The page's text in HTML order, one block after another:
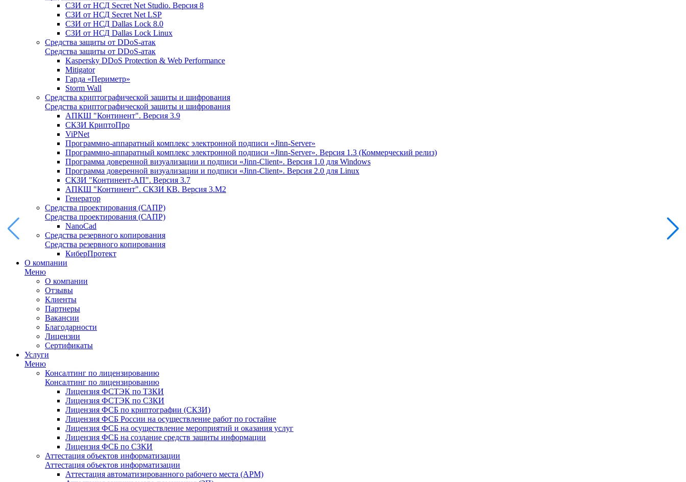
СЗИ от НСД Secret Net Studio. Версия 8
СЗИ от НСД Secret Net LSP
СЗИ от НСД Dallas Lock 8.0
СЗИ от НСД Dallas Lock Linux
Средства защиты от DDoS-атак
Средства защиты от DDoS-атак
Kaspersky DDoS Protection & Web Performance
Mitigator
Гарда «Периметр»
Storm Wall
Средства криптографической защиты и шифрования
Средства криптографической защиты и шифрования
АПКШ "Континент". Версия 3.9
СКЗИ КриптоПро
ViPNet
Программно-аппаратный комплекс электронной подписи «Jinn-Server»
Программно-аппаратный комплекс электронной подписи «Jinn-Server». Версия 1.3 (Коммерческий релиз)
Программа доверенной визуализации и подписи «Jinn-Client». Версия 1.0 для Windows
Программа доверенной визуализации и подписи «Jinn-Client». Версия 2.0 для Linux
СКЗИ "Континент-АП". Версия 3.7
АПКШ "Континент". СКЗИ КВ. Версия 3.М2
Генератор
Средства проектирования (САПР)
Средства проектирования (САПР)
NanoCad
Средства резервного копирования
Средства резервного копирования
КиберПротект
О компании
Меню
О компании
Отзывы
Клиенты
Партнеры
Вакансии
Благодарности
Лицензии
Сертификаты
Услуги
Меню
Консалтинг по лицензированию
Консалтинг по лицензированию
Лицензия ФСТЭК по ТЗКИ
Лицензия ФСТЭК по СЗКИ
Лицензия ФСБ по криптографии (СКЗИ)
Лицензия ФСБ России на осуществление работ по гостайне
Лицензия ФСБ на осуществление мероприятий и оказания услуг
Лицензия ФСБ на создание средств защиты информации
Лицензия ФСБ по СЗКИ
Аттестация объектов информатизации
Аттестация объектов информатизации
Аттестация автоматизированного рабочего места (АРМ)